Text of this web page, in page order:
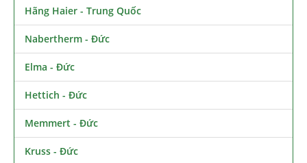
Hãng Haier - Trung Quốc
Nabertherm - Đức
Elma - Đức
Hettich - Đức
Memmert - Đức
Kruss - Đức